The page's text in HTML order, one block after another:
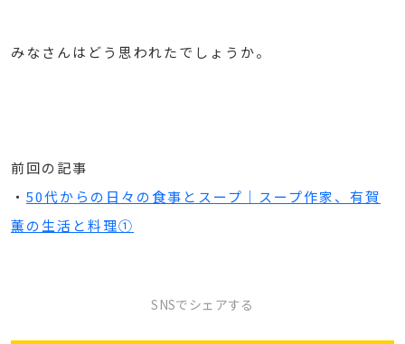
みなさんはどう思われたでしょうか。
前回の記事
・ 50代からの日々の食事とスープ｜スープ作家、有賀
薫の生活と料理①
SNSでシェアする